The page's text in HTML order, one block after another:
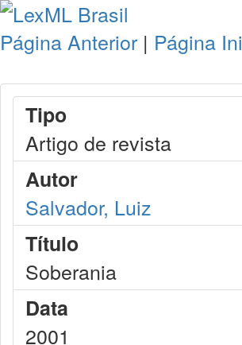
Página Anterior | Página
Tipo
Artigo de revista
Autor
Salvador, Luiz
Título
Soberania
Data
2001